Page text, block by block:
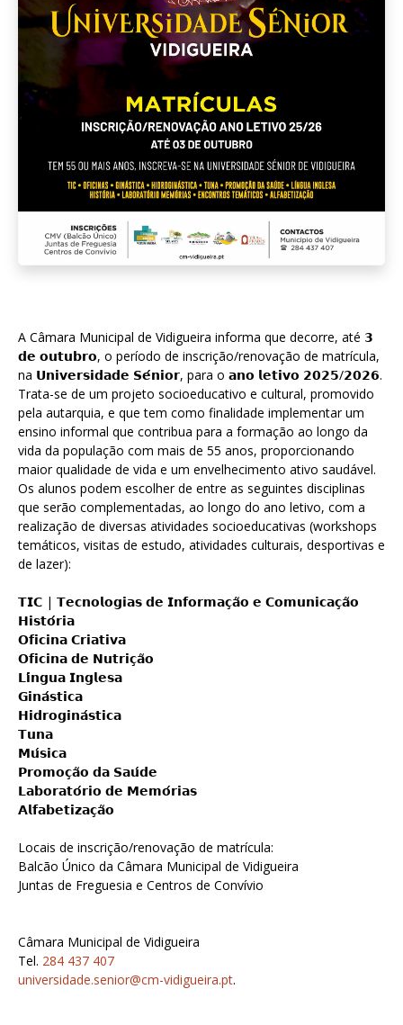
A Câmara Municipal de Vidigueira informa que decorre, até 𝟯
𝗱𝗲 𝗼𝘂𝘁𝘂𝗯𝗿𝗼, o período de inscrição/renovação de matrícula,
na 𝗨𝗻𝗶𝘃𝗲𝗿𝘀𝗶𝗱𝗮𝗱𝗲 𝗦𝗲́𝗻𝗶𝗼𝗿, para o 𝗮𝗻𝗼 𝗹𝗲𝘁𝗶𝘃𝗼 𝟮𝟬𝟮𝟱/𝟮𝟬𝟮𝟲.
Trata-se de um projeto socioeducativo e cultural, promovido
pela autarquia, e que tem como finalidade implementar um
ensino informal que contribua para a formação ao longo da
vida da população com mais de 55 anos, proporcionando
maior qualidade de vida e um envelhecimento ativo saudável.
Os alunos podem escolher de entre as seguintes disciplinas
que serão complementadas, ao longo do ano letivo, com a
realização de diversas atividades socioeducativas (workshops
temáticos, visitas de estudo, atividades culturais, desportivas e
de lazer):
𝗧𝗜𝗖 | 𝗧𝗲𝗰𝗻𝗼𝗹𝗼𝗴𝗶𝗮𝘀 𝗱𝗲 𝗜𝗻𝗳𝗼𝗿𝗺𝗮𝗰̧𝗮̃𝗼 𝗲 𝗖𝗼𝗺𝘂𝗻𝗶𝗰𝗮𝗰̧𝗮̃𝗼
𝗛𝗶𝘀𝘁𝗼́𝗿𝗶𝗮
𝗢𝗳𝗶𝗰𝗶𝗻𝗮 𝗖𝗿𝗶𝗮𝘁𝗶𝘃𝗮
𝗢𝗳𝗶𝗰𝗶𝗻𝗮 𝗱𝗲 𝗡𝘂𝘁𝗿𝗶𝗰̧𝗮̃𝗼
𝗟𝗶́𝗻𝗴𝘂𝗮 𝗜𝗻𝗴𝗹𝗲𝘀𝗮
𝗚𝗶𝗻𝗮́𝘀𝘁𝗶𝗰𝗮
𝗛𝗶𝗱𝗿𝗼𝗴𝗶𝗻𝗮́𝘀𝘁𝗶𝗰𝗮
𝗧𝘂𝗻𝗮
𝗠𝘂́𝘀𝗶𝗰𝗮
𝗣𝗿𝗼𝗺𝗼𝗰̧𝗮̃𝗼 𝗱𝗮 𝗦𝗮𝘂́𝗱𝗲
𝗟𝗮𝗯𝗼𝗿𝗮𝘁𝗼́𝗿𝗶𝗼 𝗱𝗲 𝗠𝗲𝗺𝗼́𝗿𝗶𝗮𝘀
𝗔𝗹𝗳𝗮𝗯𝗲𝘁𝗶𝘇𝗮𝗰̧𝗮̃𝗼
Locais de inscrição/renovação de matrícula:
Balcão Único da Câmara Municipal de Vidigueira
Juntas de Freguesia e Centros de Convívio
Câmara Municipal de Vidigueira
Tel. 284 437 407
universidade.senior@cm-vidigueira.pt.